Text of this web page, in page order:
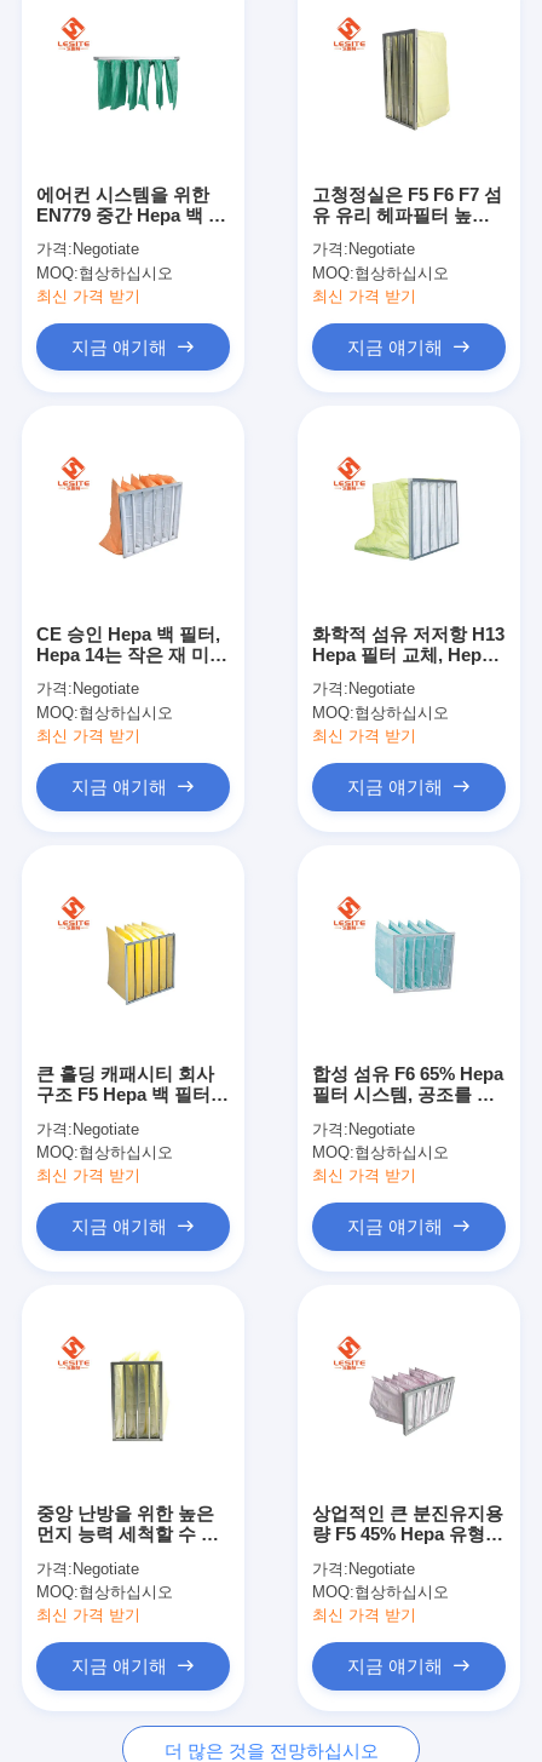
제품
비디오
우리 에 관한 것
품질 관리
저희와 연락
뉴스
공기 정화 필터 성형기
공기 정화 필터 제조기
자동리벳기계
세미 자동리벳기계
프레임 용접공
알루미늄 백 필터
먼지 주머니 여과기
초음파 바느질 기계
공기 필터 프레임 만드는 기계
에어컨 시스템을 위한
EN779 중간 Hepa 백 필
가격: Negotiate
MOQ:협상하십시오
최신 가격 받기
지금 얘기해
고청정실은 F5 F6 F7 섬
유 유리 헤파필터 높은
가격: Negotiate
MOQ:협상하십시오
최신 가격 받기
지금 얘기해
CE 승인 Hepa 백 필터,
Hepa 14는 작은 재 미립
가격: Negotiate
MOQ:협상하십시오
최신 가격 받기
지금 얘기해
화학적 섬유 저저항 H13
Hepa 필터 교체, Hepa
가격: Negotiate
MOQ:협상하십시오
최신 가격 받기
지금 얘기해
큰 홀딩 캐패시티 회사
구조 F5 Hepa 백 필터
가격:Negotiate
MOQ:협상하십시오
최신 가격 받기
지금 얘기해
합성 섬유 F6 65% Hepa
필터 시스템, 공조를 위
가격:Negotiate
MOQ:협상하십시오
최신 가격 받기
지금 얘기해
중앙 난방을 위한 높은
먼지 능력 세척할 수 있
가격:Negotiate
MOQ:협상하십시오
최신 가격 받기
지금 얘기해
상업적인 큰 분진유지용
량 F5 45% Hepa 유형
가격:Negotiate
MOQ:협상하십시오
최신 가격 받기
지금 얘기해
더 많은 것을 전망하십시오